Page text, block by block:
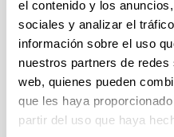
el contenido y los
sociales y analizar el
información sobre el uso
nuestros partners de
web, quienes pueden
que les haya
partir del uso que haya
“Estrategias de
nadadores de élite
altitud moderada
ALTITUDE)”.
Deportes. 112/
“Señalización celular
reproductiva”. UPV/